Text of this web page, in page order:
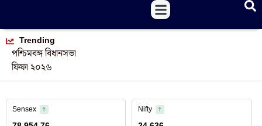
Trending
পশ্চিমবঙ্গ বিধানসভা
ফিফা ২০২৬